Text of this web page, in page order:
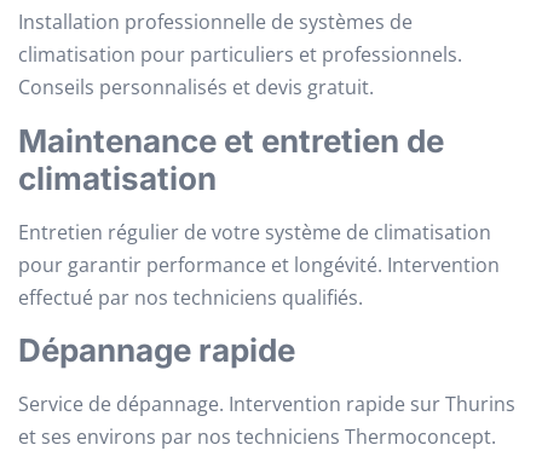
Installation professionnelle de systèmes de
climatisation pour particuliers et professionnels.
Conseils personnalisés et devis gratuit.
Maintenance et entretien de
climatisation
Entretien régulier de votre système de climatisation
pour garantir performance et longévité. Intervention
effectué par nos techniciens qualifiés.
Dépannage rapide
Service de dépannage. Intervention rapide sur Thurins
et ses environs par nos techniciens Thermoconcept.